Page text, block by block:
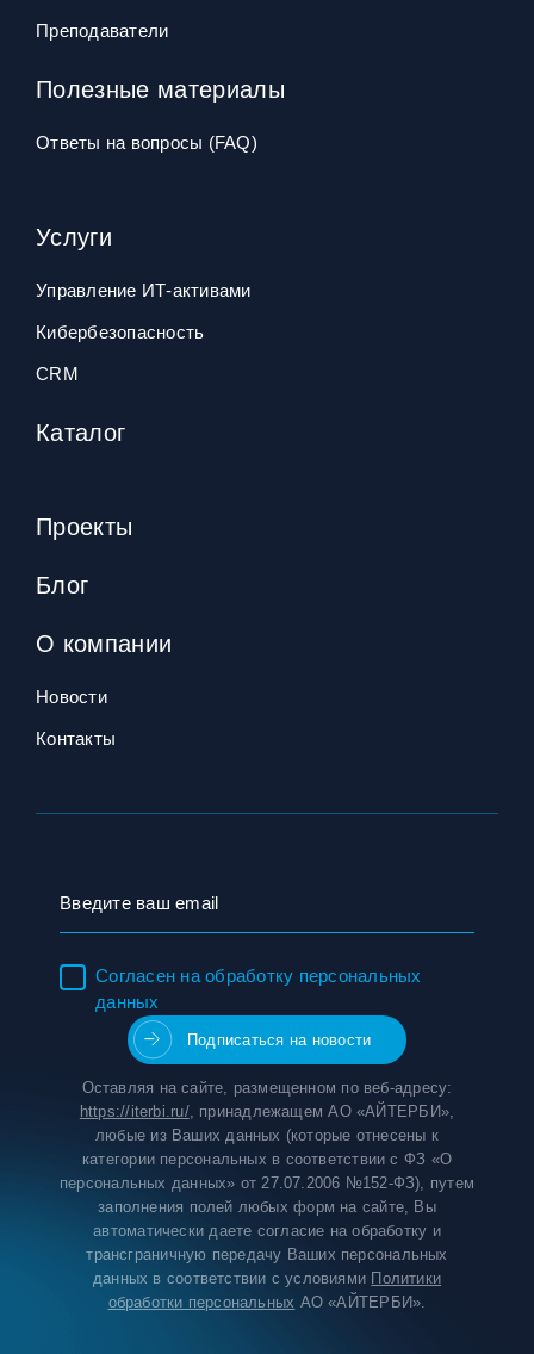
Преподаватели
Полезные материалы
Ответы на вопросы (FAQ)
Услуги
Управление ИТ‑активами
Кибербезопасность
CRM
Каталог
Проекты
Блог
О компании
Новости
Контакты
Согласен на обработку персональных
данных
Оставляя на сайте, размещенном по веб-адресу:
https://iterbi.ru/, принадлежащем АО «АЙТЕРБИ»,
любые из Ваших данных (которые отнесены к
категории персональных в соответствии с ФЗ «О
персональных данных» от 27.07.2006 №152-ФЗ), путем
заполнения полей любых форм на сайте, Вы
автоматически даете согласие на обработку и
трансграничную передачу Ваших персональных
данных в соответствии с условиями Политики
обработки персональных АО «АЙТЕРБИ».